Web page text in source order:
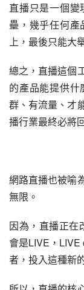
直播只是一個
壘，幾乎任何產
上，最後只能大
總之，直播這個
的產品能提供什
群、有流量、才
播行業最終必將
網路直播也被喻
無限。
因為，直播正
會是LIVE，LIVE
者，投入這種新